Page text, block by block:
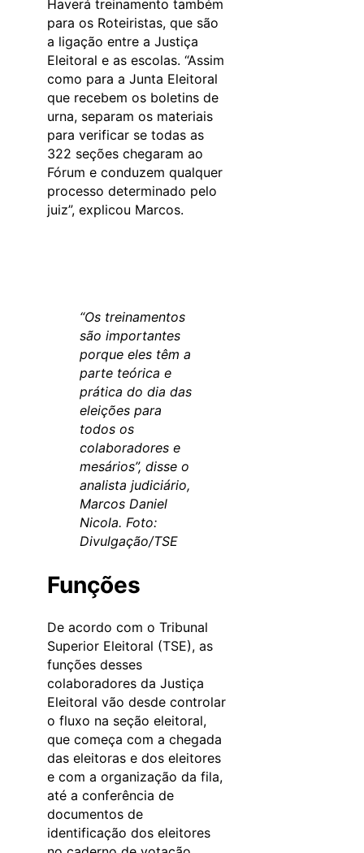
Haverá treinamento também
para os Roteiristas, que são
a ligação entre a Justiça
Eleitoral e as escolas. “Assim
como para a Junta Eleitoral
que recebem os boletins de
urna, separam os materiais
para verificar se todas as
322 seções chegaram ao
Fórum e conduzem qualquer
processo determinado pelo
juiz”, explicou Marcos.
“Os treinamentos
são importantes
porque eles têm a
parte teórica e
prática do dia das
eleições para
todos os
colaboradores e
mesários”, disse o
analista judiciário,
Marcos Daniel
Nicola. Foto:
Divulgação/TSE
Funções
De acordo com o Tribunal
Superior Eleitoral (TSE), as
funções desses
colaboradores da Justiça
Eleitoral vão desde controlar
o fluxo na seção eleitoral,
que começa com a chegada
das eleitoras e dos eleitores
e com a organização da fila,
até a conferência de
documentos de
identificação dos eleitores